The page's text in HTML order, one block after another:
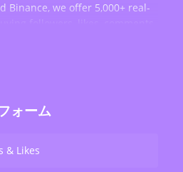
Binance, we offer 5,000+ real-
stream engagement — serving
ォーム
& Likes